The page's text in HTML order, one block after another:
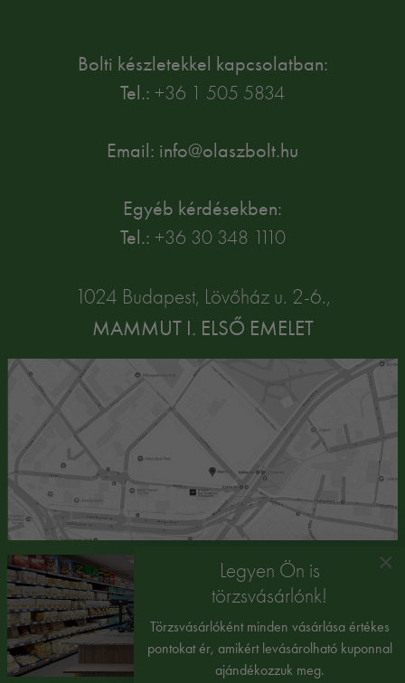
Bolti készletekkel kapcsolatban:
Tel.: +36 1 505 5834
Email: info@olaszbolt.hu
Egyéb kérdésekben:
Tel.: +36 30 348 1110
1024 Budapest, Lövőház u. 2-6.,
MAMMUT I. ELSŐ EMELET
×
Legyen Ön is
törzsvásárlónk!
Törzsvásárlóként minden vásárlása értékes
pontokat ér, amikért levásárolható kuponnal
ajándékozzuk meg.